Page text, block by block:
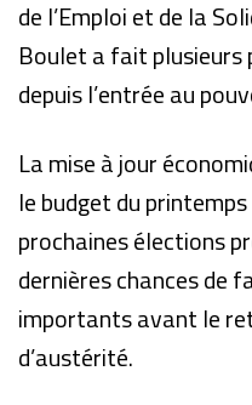
de l’Emploi et de la
Boulet a fait
depuis l’entrée au
La mise à jour
le budget du
prochaines élections
dernières chances de
importants avant le
d’austérité.